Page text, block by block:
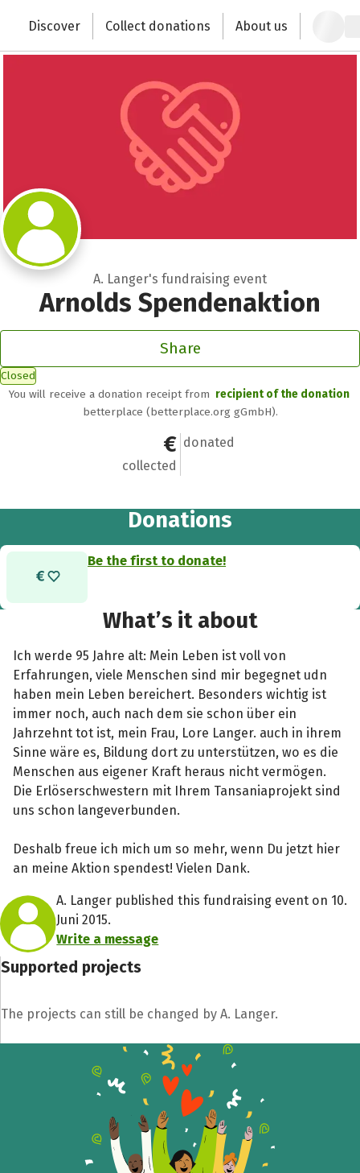
Change the world with your donation
Discover Collect donations About us
A. Langer's fundraising event
Arnolds Spendenaktion
Share
Closed
You will receive a donation receipt from recipient of the donation
betterplace (betterplace.org gGmbH).
€0
collected
0
donated
Donations
Be the first to donate!
What’s it about
Ich werde 95 Jahre alt: Mein Leben ist voll von
Erfahrungen, viele Menschen sind mir begegnet udn
haben mein Leben bereichert. Besonders wichtig ist
immer noch, auch nach dem sie schon über ein
Jahrzehnt tot ist, mein Frau, Lore Langer. auch in ihrem
Sinne wäre es, Bildung dort zu unterstützen, wo es die
Menschen aus eigener Kraft heraus nicht vermögen.
Die Erlöserschwestern mit Ihrem Tansaniaprojekt sind
uns schon langeverbunden.
Deshalb freue ich mich um so mehr, wenn Du jetzt hier
an meine Aktion spendest! Vielen Dank.
A. Langer published this fundraising event on 10.
Juni 2015.
Write a message
Supported projects
The projects can still be changed by A. Langer.